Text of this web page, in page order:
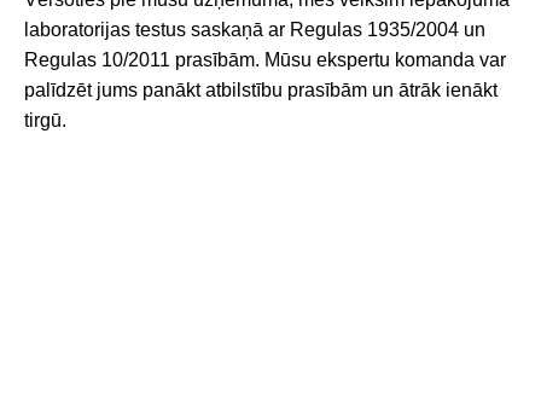
laboratorijas testus saskaņā ar Regulas 1935/2004 un
Regulas 10/2011 prasībām. Mūsu ekspertu komanda var
palīdzēt jums panākt atbilstību prasībām un ātrāk ienākt
tirgū.